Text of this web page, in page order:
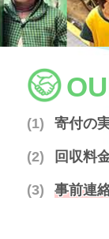
寄付の
回収料
事前連